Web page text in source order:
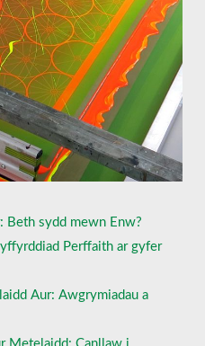
Beth sydd mewn Enw?
Perffaith ar gyfer
Aur: Awgrymiadau a